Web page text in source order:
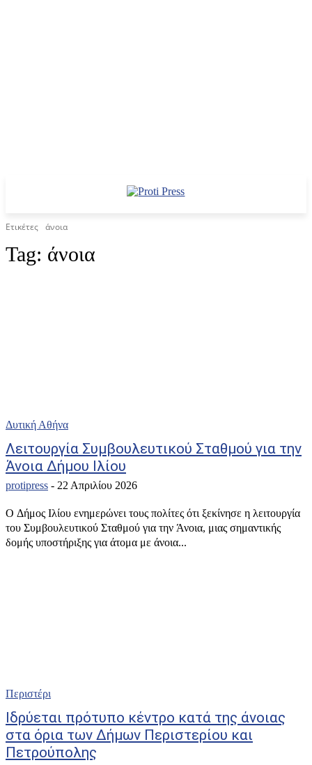
Ετικέτες άνοια
Tag: άνοια
Δυτική Αθήνα
Λειτουργία Συμβουλευτικού Σταθμού για την
Άνοια Δήμου Ιλίου
protipress - 22 Απριλίου 2026
Ο Δήμος Ιλίου ενημερώνει τους πολίτες ότι ξεκίνησε η λειτουργία
του Συμβουλευτικού Σταθμού για την Άνοια, μιας σημαντικής
δομής υποστήριξης για άτομα με άνοια...
Περιστέρι
Ιδρύεται πρότυπο κέντρο κατά της άνοιας
στα όρια των Δήμων Περιστερίου και
Πετρούπολης